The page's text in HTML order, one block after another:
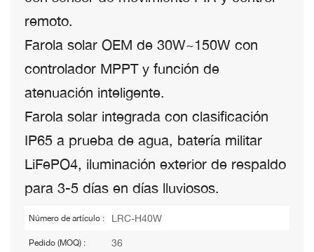
remoto.
Farola solar OEM de 30W~150W con
controlador MPPT y función de
atenuación inteligente.
Farola solar integrada con clasificación
IP65 a prueba de agua, batería militar
LiFePO4, iluminación exterior de respaldo
para 3-5 días en días lluviosos.
Número de artículo : LRC-H40W
Pedido (MOQ) : 36